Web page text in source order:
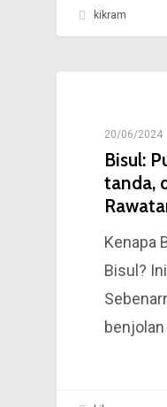
kikram
20/06/2024
Bisul:
tanda,
Kenapa
Bisul?